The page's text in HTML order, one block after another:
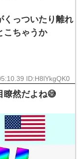
くっついたり離れ
こちゃうか
ID:H8lYkgQK0
瞭然だよね😅